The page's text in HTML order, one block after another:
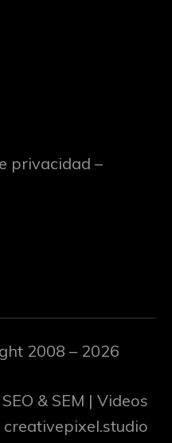
privacidad –
2008 – 2026
& SEM | Videos
creativepixel.studio